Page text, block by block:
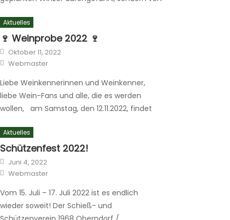
Das Weingut Achim Hochthurn aus
Horrweiler wird ab 20 Uhr verschiedene Rot-
und Weißweine zur Verkostung vorstellen
und über die diesjährige Weinernte
Arbeit in den Weinbergen und […]
Aktuelles
🍷 Weinprobe 2022 🍷
Posted
on
Oktober 11, 2022
Author
Webmaster
Liebe Weinkennerinnen und Weinkenner,
liebe Wein-Fans und alle, die es werden
wollen, am Samstag, den 12.11.2022, findet
des Schieß- und Schützenverein Oberndorf
statt. Das Weingut Hans Simon aus Zell-
Kaimt an der Mosel wird wie im vergangenen
Jahr durch den Abend führen. Schwarze
Aktuelles
Schützenfest 2022!
Posted
on
Juni 4, 2022
Author
Webmaster
Vom 15. Juli – 17. Juli 2022 ist es endlich
wieder soweit! Der Schieß- und